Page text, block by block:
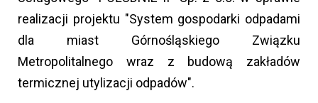
realizacji projektu "System gospodarki odpadami
dla miast Górnośląskiego Związku
Metropolitalnego wraz z budową zakładów
termicznej utylizacji odpadów".